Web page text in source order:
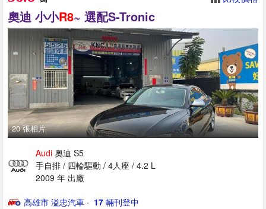
奧迪 小小R8~ 選配S-Tronic
20 張相片
Audi 奧迪 S5
手自排 / 四輪驅動 / 4人座 / 4.2 L
2009 年 出廠
高雄市 溢忠汽車 · ‎ 17 輛刊登中